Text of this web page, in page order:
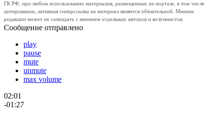
ГК РФ, при любом использовании материалов, размещенных на портале, в том числе
цитировании, активная гиперссылка на материал является обязательной. Мнение
редакции может не совпадать с мнением отдельных авторов и колумнистов.
Сообщение отправлено
play
pause
mute
unmute
max volume
02:01
-01:27